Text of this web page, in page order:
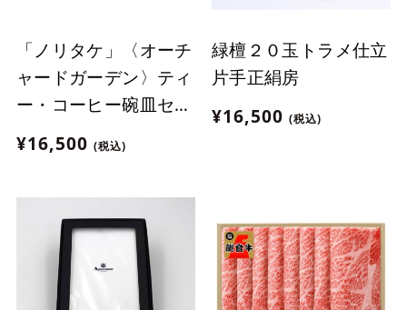
「ノリタケ」〈オーチ
ャードガーデン〉ティ
ー・コーヒー碗皿セッ
ト
¥16,500 (税込)
緑檀２０玉トラメ仕立
片手正絹房
¥16,500 (税込)